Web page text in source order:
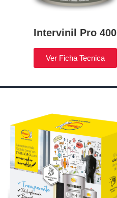
Intervinil Pro 400
Ver Ficha Tecnica